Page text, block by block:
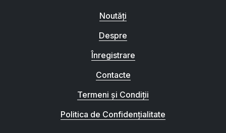
Noutăți
Despre
Înregistrare
Contacte
Termeni și Condiții
Politica de Confidențialitate